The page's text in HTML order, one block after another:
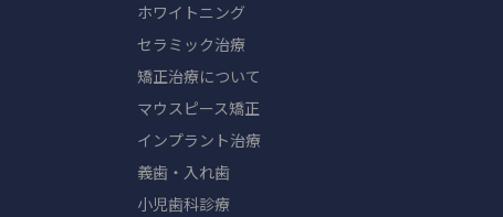
ホワイトニング
セラミック治療
矯正治療について
マウスピース矯正
インプラント治療
義歯・入れ歯
小児歯科診療